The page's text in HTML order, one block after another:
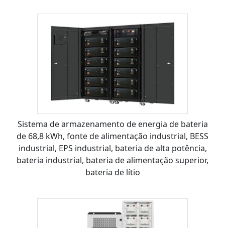
Sistema de armazenamento de energia de bateria
de 68,8 kWh, fonte de alimentação industrial, BESS
industrial, EPS industrial, bateria de alta potência,
bateria industrial, bateria de alimentação superior,
bateria de lítio